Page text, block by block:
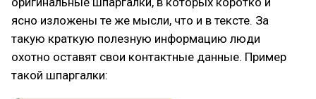
ясно изложены те же мысли, что и в тексте. За
такую краткую полезную информацию люди
охотно оставят свои контактные данные. Пример
такой шпаргалки: